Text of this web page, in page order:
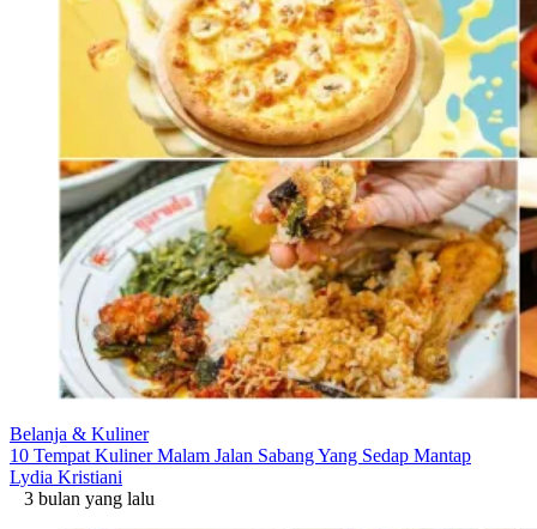
Belanja & Kuliner
10 Tempat Kuliner Malam Jalan Sabang Yang Sedap Mantap
Lydia Kristiani
3 bulan yang lalu